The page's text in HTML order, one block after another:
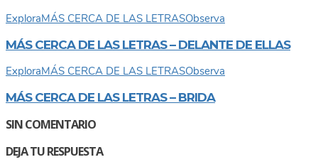
ExploraMÁS CERCA DE LAS LETRASObserva
MÁS CERCA DE LAS LETRAS – DELANTE DE ELLAS
ExploraMÁS CERCA DE LAS LETRASObserva
MÁS CERCA DE LAS LETRAS – BRIDA
SIN COMENTARIO
DEJA TU RESPUESTA